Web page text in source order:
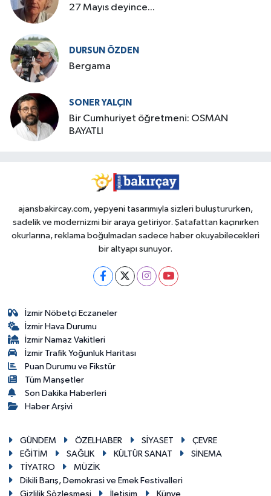
27 Mayıs deyince...
DURSUN ÖZDEN
Bergama
SONER YALÇIN
Bir Cumhuriyet öğretmeni: OSMAN
BAYATLI
ajansbakircay.com, yepyeni tasarımıyla sizleri buluştururken,
sadelik ve modernizmi bir araya getiriyor. Şatafattan kaçınırken
okurlarına, reklama boğulmadan sadece haber okuyabilecekleri
bir altyapı sunuyor.
İzmir Nöbetçi Eczaneler
İzmir Hava Durumu
İzmir Namaz Vakitleri
İzmir Trafik Yoğunluk Haritası
Puan Durumu ve Fikstür
Tüm Manşetler
Son Dakika Haberleri
Haber Arşivi
GÜNDEM ÖZELHABER SİYASET
ÇEVRE
EĞİTİM
SAĞLIK KÜLTÜR SANAT
SİNEMA
TİYATRO
MÜZİK
Dikili Barış, Demokrasi ve Emek Festivalleri
Gizlilik Sözleşmesi
İletişim Künye